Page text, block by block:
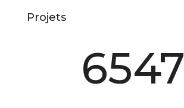
Projets
6547